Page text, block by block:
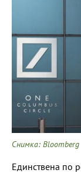
Снимка: Bloomberg
Единствена по